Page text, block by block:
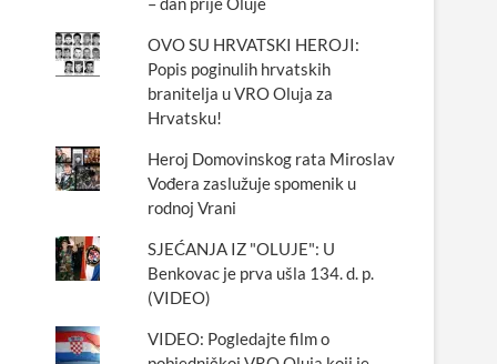
OVO SU HRVATSKI HEROJI:
Popis poginulih hrvatskih
branitelja u VRO Oluja za
Hrvatsku!
Heroj Domovinskog rata Miroslav
Vođera zaslužuje spomenik u
rodnoj Vrani
SJEĆANJA IZ "OLUJE": U
Benkovac je prva ušla 134. d. p.
(VIDEO)
VIDEO: Pogledajte film o